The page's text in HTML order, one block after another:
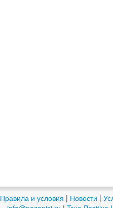
Правила и условия | Новости |